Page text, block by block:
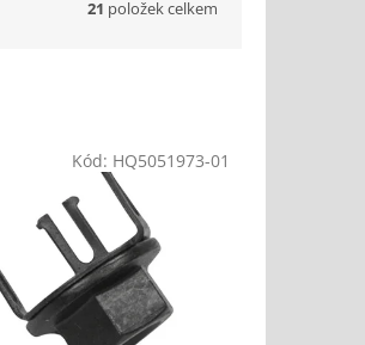
21 položek celkem
Kód: HQ5051973-01